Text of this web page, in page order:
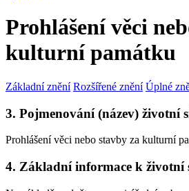
Prohlášení věci
kulturní památku
Základní znění Rozšířené znění Úplné
3. Pojmenování (název) životní
Prohlášení věci nebo stavby za kulturní
4. Základní informace k životní